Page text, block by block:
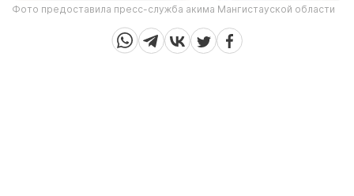
Фото предоставила пресс-служба акима Мангистауской области